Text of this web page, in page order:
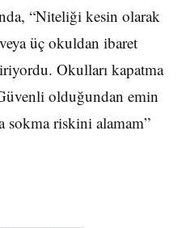
“Niteliği kesin olarak
üç okuldan ibaret
Okulları kapatma
olduğundan emin
sokma riskini alamam”